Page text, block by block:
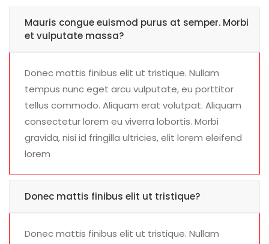
Mauris congue euismod purus at semper. Morbi
et vulputate massa?
Donec mattis finibus elit ut tristique. Nullam
tempus nunc eget arcu vulputate, eu porttitor
tellus commodo. Aliquam erat volutpat. Aliquam
consectetur lorem eu viverra lobortis. Morbi
gravida, nisi id fringilla ultricies, elit lorem eleifend
lorem
Donec mattis finibus elit ut tristique?
Donec mattis finibus elit ut tristique. Nullam